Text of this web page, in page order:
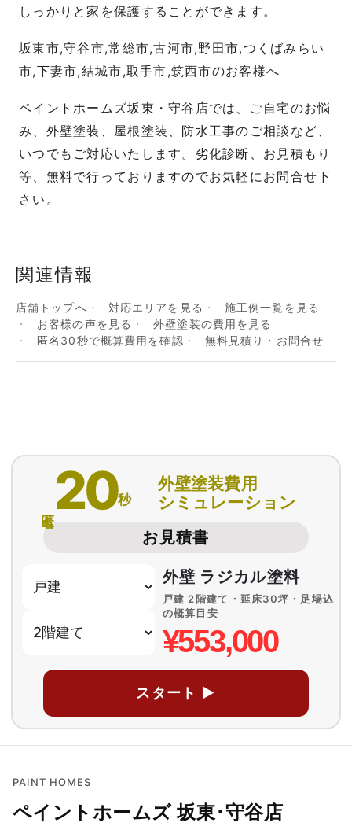
しっかりと家を保護することができます。
坂東市,守谷市,常総市,古河市,野田市,つくばみらい
市,下妻市,結城市,取手市,筑西市のお客様へ
ペイントホームズ坂東・守谷店では、ご自宅のお悩
み、外壁塗装、屋根塗装、防水工事のご相談など、
いつでもご対応いたします。劣化診断、お見積もり
等、無料で行っておりますのでお気軽にお問合せ下
さい。
関連情報
店舗トップへ 対応エリアを見る
施工例一覧を見る
お客様の声を見る
外壁塗装の費用を見る
匿名30秒で概算費用を確認
無料見積り・お問合せ
20秒
外壁塗装費用
シミュレーション
お見積書
外壁 ラジカル塗料
戸建 2階建て・延床30坪・足場込
の概算目安
¥553,000
スタート ▶
PAINT HOMES
ペイントホームズ 坂東･守谷店